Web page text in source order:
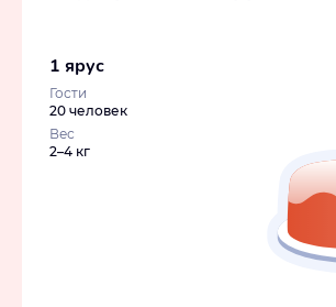
1 ярус
Гости
20 человек
Вес
2–4 кг